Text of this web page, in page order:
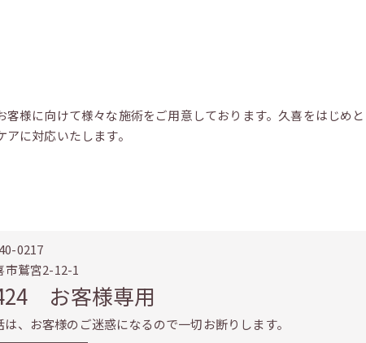
様に向けて様々な施術をご用意しております。久喜をはじめ
に対応いたします。
0217
市鷲宮2-12-1
お客様専用
、お客様のご迷惑になるので一切お断りします。